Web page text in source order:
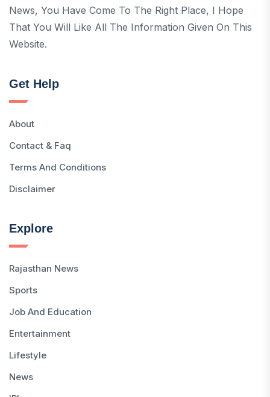
News, You Have Come To The Right Place, I Hope
That You Will Like All The Information Given On This
Website.
Get Help
About
Contact & Faq
Terms And Conditions
Disclaimer
Explore
Rajasthan News
Sports
Job And Education
Entertainment
Lifestyle
News